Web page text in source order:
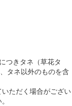
つきタネ（草花タ
タネ以外のものを含
ただく場合がござい